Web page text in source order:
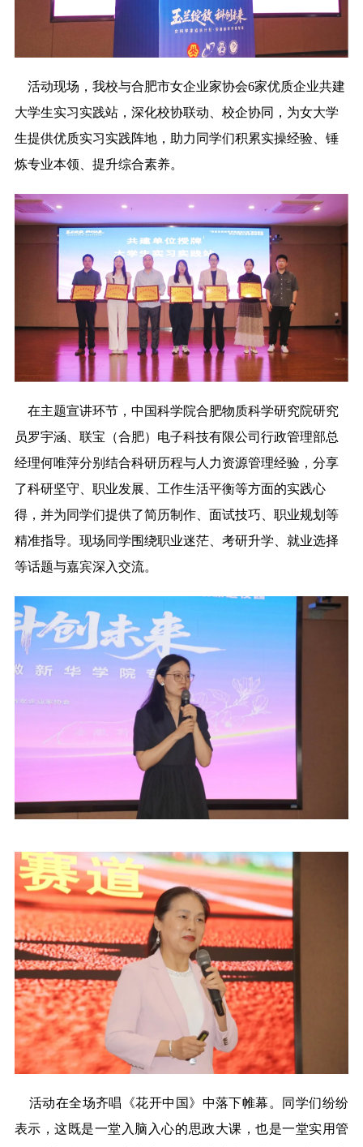
活动现场，我校与合肥市女企业家协会6家优质企业共建
大学生实习实践站，深化校协联动、校企协同，为女大学
生提供优质实习实践阵地，助力同学们积累实操经验、锤
炼专业本领、提升综合素养。
在主题宣讲环节，中国科学院合肥物质科学研究院研究
员罗宇涵、联宝（合肥）电子科技有限公司行政管理部总
经理何唯萍分别结合科研历程与人力资源管理经验，分享
了科研坚守、职业发展、工作生活平衡等方面的实践心
得，并为同学们提供了简历制作、面试技巧、职业规划等
精准指导。现场同学围绕职业迷茫、考研升学、就业选择
等话题与嘉宾深入交流。
活动在全场齐唱《花开中国》中落下帷幕。同学们纷纷
表示，这既是一堂入脑入心的思政大课，也是一堂实用管